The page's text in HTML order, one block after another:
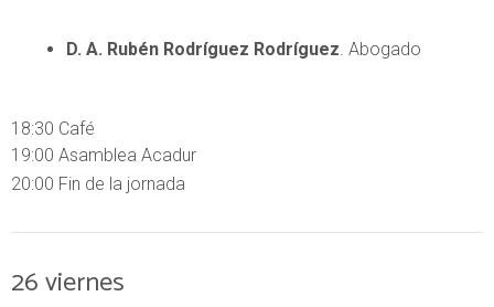
D. A. Rubén Rodríguez Rodríguez. Abogado
18:30 Café
19:00 Asamblea Acadur
20:00 Fin de la jornada
26viernes